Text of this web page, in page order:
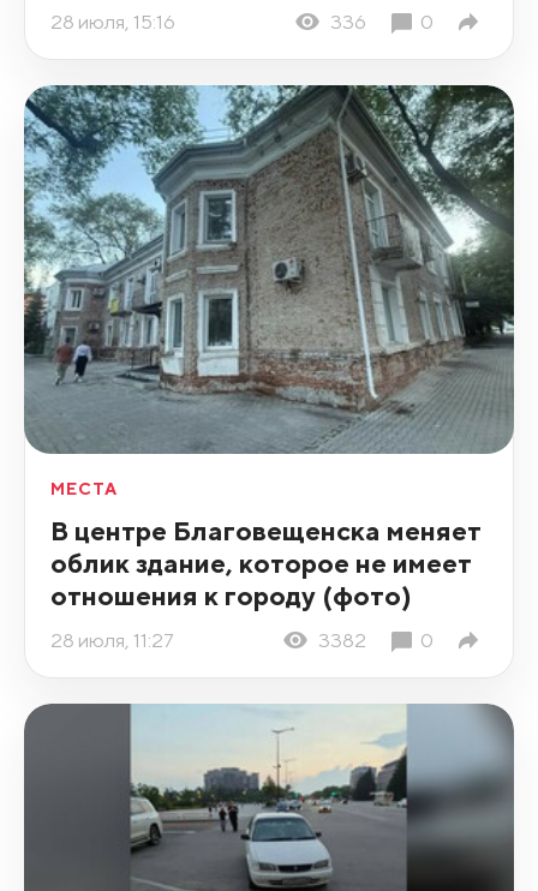
28 июля, 15:16 336 0
МЕСТА
В центре Благовещенска меняет
облик здание, которое не имеет
отношения к городу (фото)
28 июля, 11:27 3382 0